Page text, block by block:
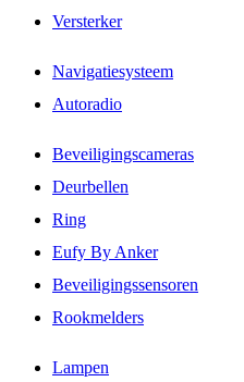
Versterker
Navigatiesysteem
Autoradio
Beveiligingscameras
Deurbellen
Ring
Eufy By Anker
Beveiligingssensoren
Rookmelders
Lampen